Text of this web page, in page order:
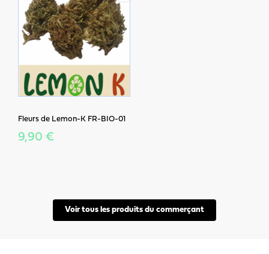
Fleurs de Lemon-K FR-BIO-01
9,90 €
Voir tous les produits du commerçant